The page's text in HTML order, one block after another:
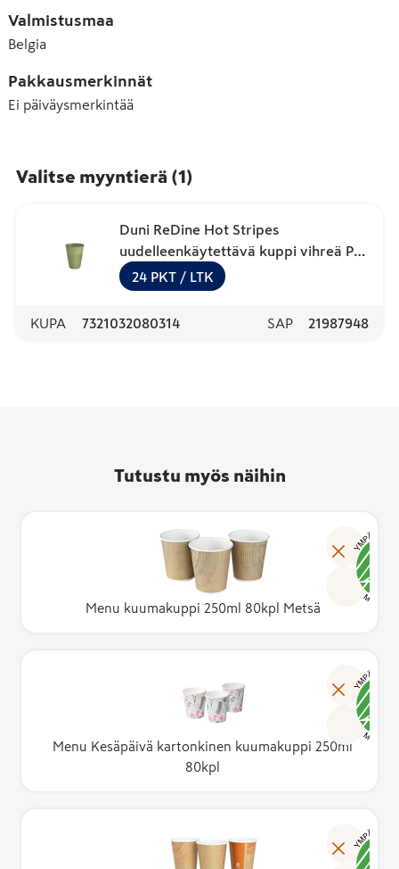
Valmistusmaa
Belgia
Pakkausmerkinnät
Ei päiväysmerkintää
Valitse myyntierä (1 )
Duni ReDine Hot Stripes
uudelleenkäytettävä kuppi vihreä PP
36cl 10kpl
24 PKT / LTK
KUPA 7321032080314 SAP 21987948
Tutustu myös näihin
Menu kuumakuppi 250ml 80kpl Metsä
Menu Kesäpäivä kartonkinen kuumakuppi 250ml
80kpl